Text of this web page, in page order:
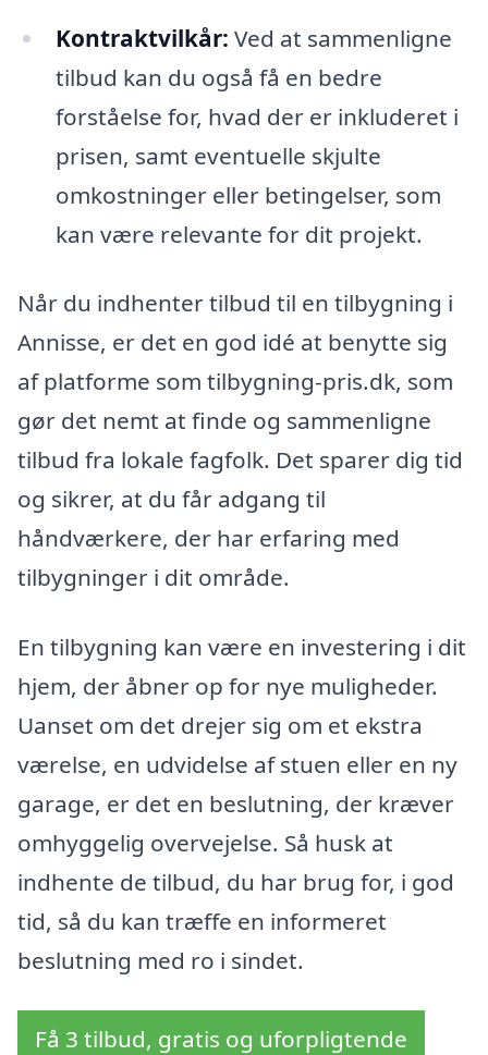
Kontraktvilkår: Ved at sammenligne
tilbud kan du også få en bedre
forståelse for, hvad der er inkluderet i
prisen, samt eventuelle skjulte
omkostninger eller betingelser, som
kan være relevante for dit projekt.
Når du indhenter tilbud til en tilbygning i
Annisse, er det en god idé at benytte sig
af platforme som tilbygning-pris.dk, som
gør det nemt at finde og sammenligne
tilbud fra lokale fagfolk. Det sparer dig tid
og sikrer, at du får adgang til
håndværkere, der har erfaring med
tilbygninger i dit område.
En tilbygning kan være en investering i dit
hjem, der åbner op for nye muligheder.
Uanset om det drejer sig om et ekstra
værelse, en udvidelse af stuen eller en ny
garage, er det en beslutning, der kræver
omhyggelig overvejelse. Så husk at
indhente de tilbud, du har brug for, i god
tid, så du kan træffe en informeret
beslutning med ro i sindet.
Få 3 tilbud, gratis og uforpligtende